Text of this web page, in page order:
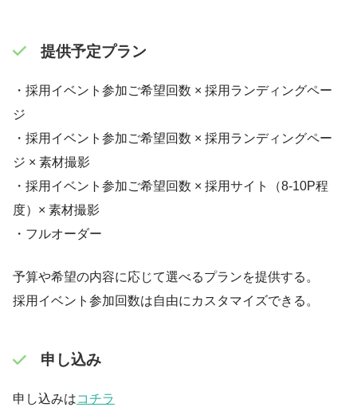
提供予定プラン
・採用イベント参加ご希望回数 × 採用ランディングペー
ジ
・採用イベント参加ご希望回数 × 採用ランディングペー
ジ × 素材撮影
・採用イベント参加ご希望回数 × 採用サイト（8-10P程
度）× 素材撮影
・フルオーダー
予算や希望の内容に応じて選べるプランを提供する。
採用イベント参加回数は自由にカスタマイズできる。
申し込み
申し込みはコチラ